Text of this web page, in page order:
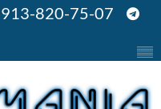
820-75-07